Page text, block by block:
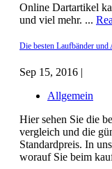
Online Dartartikel
und viel mehr. ...
Die besten Laufbänder und
Sep 15, 2016 |
Allgemein
Hier sehen Sie die
vergleich und die
Standardpreis. In
worauf Sie beim